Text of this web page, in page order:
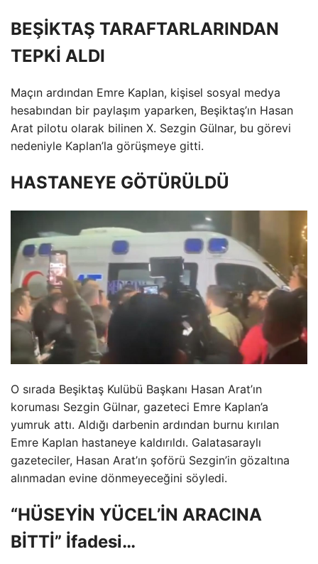
BEŞİKTAŞ TARAFTARLARINDAN
TEPKİ ALDI
Maçın ardından Emre Kaplan, kişisel sosyal medya
hesabından bir paylaşım yaparken, Beşiktaş’ın Hasan
Arat pilotu olarak bilinen X. Sezgin Gülnar, bu görevi
nedeniyle Kaplan’la görüşmeye gitti.
HASTANEYE GÖTÜRÜLDÜ
O sırada Beşiktaş Kulübü Başkanı Hasan Arat’ın
koruması Sezgin Gülnar, gazeteci Emre Kaplan’a
yumruk attı. Aldığı darbenin ardından burnu kırılan
Emre Kaplan hastaneye kaldırıldı. Galatasaraylı
gazeteciler, Hasan Arat’ın şoförü Sezgin’in gözaltına
alınmadan evine dönmeyeceğini söyledi.
“HÜSEYİN YÜCEL’İN ARACINA
BİTTİ” İfadesi…